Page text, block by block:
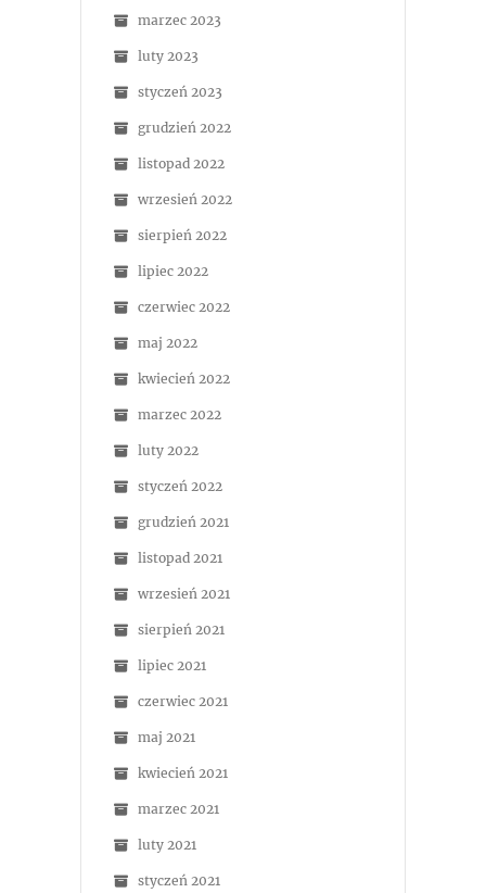
marzec 2023
luty 2023
styczeń 2023
grudzień 2022
listopad 2022
wrzesień 2022
sierpień 2022
lipiec 2022
czerwiec 2022
maj 2022
kwiecień 2022
marzec 2022
luty 2022
styczeń 2022
grudzień 2021
listopad 2021
wrzesień 2021
sierpień 2021
lipiec 2021
czerwiec 2021
maj 2021
kwiecień 2021
marzec 2021
luty 2021
styczeń 2021